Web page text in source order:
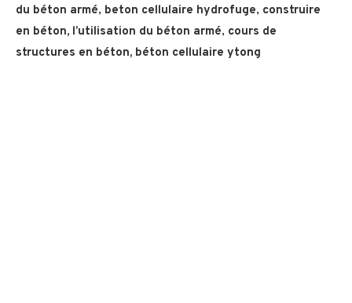
du béton armé, beton cellulaire hydrofuge, construire
en béton, l’utilisation du béton armé, cours de
structures en béton, béton cellulaire ytong